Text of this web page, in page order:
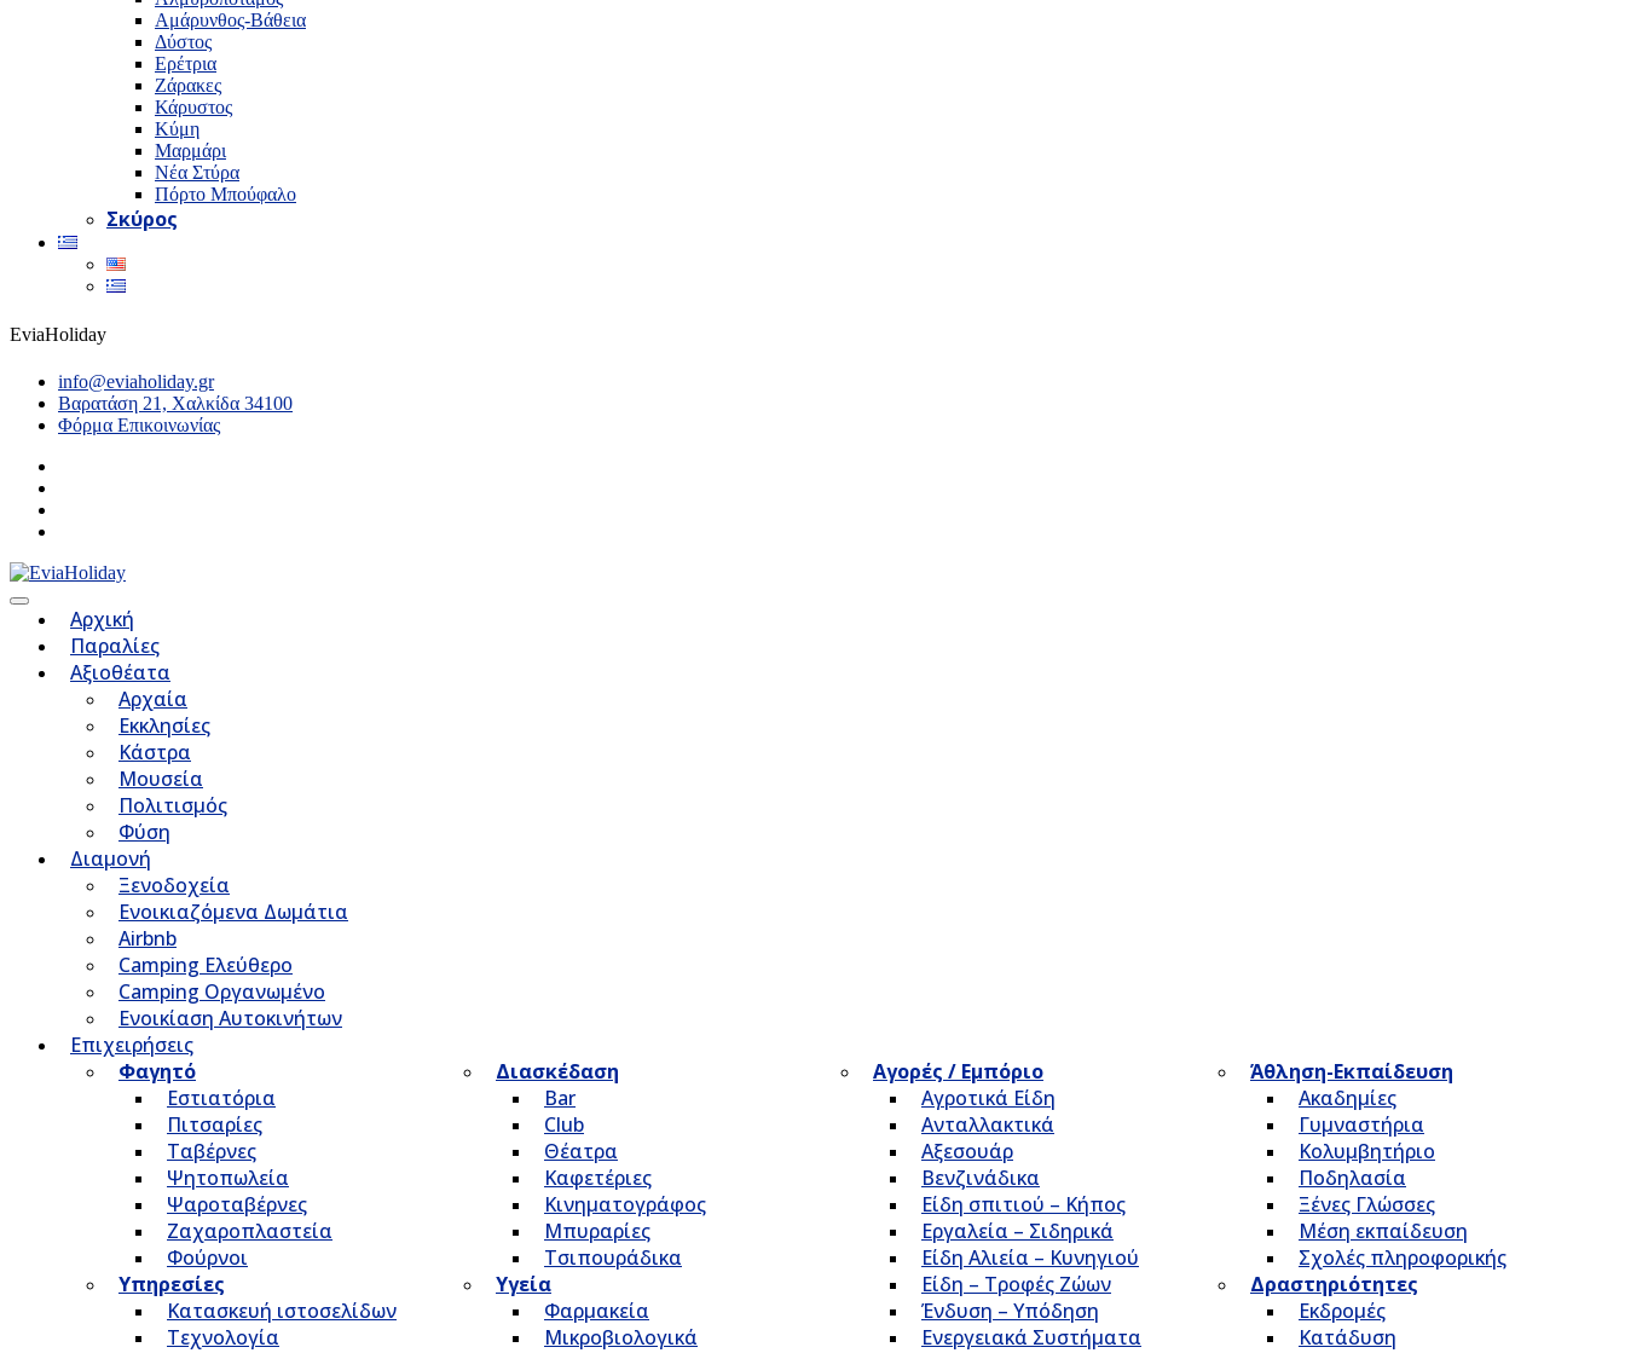
Αμάρυνθος-Βάθεια
Δύστος
Ερέτρια
Ζάρακες
Κάρυστος
Κύμη
Μαρμάρι
Νέα Στύρα
Πόρτο Μπούφαλο
Σκύρος
EviaHoliday
info@eviaholiday.gr
Βαρατάση 21, Χαλκίδα 34100
Φόρμα Επικοινωνίας
Αρχική
Παραλίες
Αξιοθέατα
Αρχαία
Εκκλησίες
Κάστρα
Μουσεία
Πολιτισμός
Φύση
Διαμονή
Ξενοδοχεία
Ενοικιαζόμενα Δωμάτια
Airbnb
Camping Ελεύθερο
Camping Οργανωμένο
Ενοικίαση Αυτοκινήτων
Επιχειρήσεις
Αγορές / Εμπόριο
Αγροτικά Είδη
Ανταλλακτικά
Αξεσουάρ
Βενζινάδικα
Είδη σπιτιού – Κήπος
Εργαλεία – Σιδηρικά
Είδη Αλιεία – Κυνηγιού
Είδη – Τροφές Ζώων
Ένδυση – Υπόδηση
Ενεργειακά Συστήματα
Φαγητό
Εστιατόρια
Πιτσαρίες
Ταβέρνες
Ψητοπωλεία
Ψαροταβέρνες
Ζαχαροπλαστεία
Φούρνοι
Διασκέδαση
Bar
Club
Θέατρα
Καφετέριες
Κινηματογράφος
Μπυραρίες
Τσιπουράδικα
Άθληση-Εκπαίδευση
Ακαδημίες
Γυμναστήρια
Κολυμβητήριο
Ποδηλασία
Ξένες Γλώσσες
Μέση εκπαίδευση
Σχολές πληροφορικής
Υπηρεσίες
Κατασκευή ιστοσελίδων
Τεχνολογία
Υγεία
Φαρμακεία
Μικροβιολογικά
Δραστηριότητες
Εκδρομές
Κατάδυση